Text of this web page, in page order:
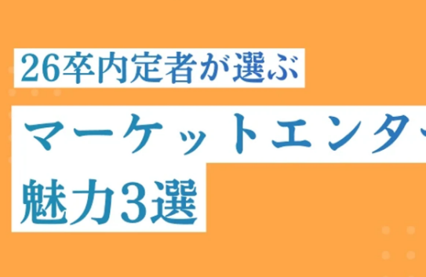
株式会社マーケットエンタープライズ /